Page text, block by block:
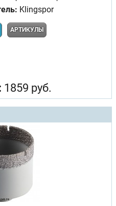
Klingspor
АРТИКУЛЫ
1859 руб.